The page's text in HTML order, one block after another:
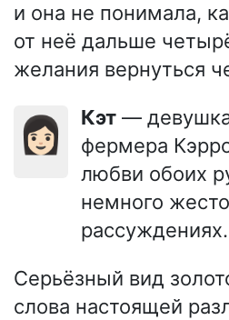
и она не понимала,
от неё дальше
желания вернуться
👩🏻 Кэт —
фермера
любви обоих
немного
рассуждениях.
Серьёзный вид
слова настоящей